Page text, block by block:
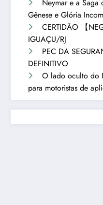
Neymar e a
Gênese e Glória
CERTIDÃO 【
IGUAÇU/RJ
PEC DA
DEFINITIVO
O lado oculto do
para motoristas de